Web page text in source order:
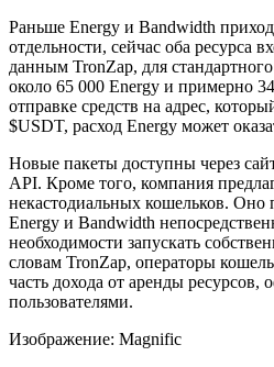
Раньше Energy и Bandwidth
отдельности, сейчас оба ресурса
данным TronZap, для
около 65 000 Energy и примерно
отправке средств на адрес,
$USDT, расход Energy может
Новые пакеты доступны через
API. Кроме того, компания
некастодиальных кошельков. Оно
Energy и Bandwidth
необходимости запускать
словам TronZap, операторы
часть дохода от аренды ресурсов,
пользователями.
Изображение: Magnific